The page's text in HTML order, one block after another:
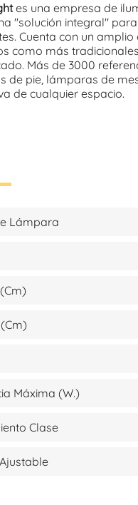
es una empresa de
"solución integral"
Cuenta con un
como más
Más de 3000
de pie, lámparas de
de cualquier espacio.
Lámpara
Máxima (W.)
Clase